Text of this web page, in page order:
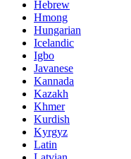
Hebrew
Hmong
Hungarian
Icelandic
Igbo
Javanese
Kannada
Kazakh
Khmer
Kurdish
Kyrgyz
Latin